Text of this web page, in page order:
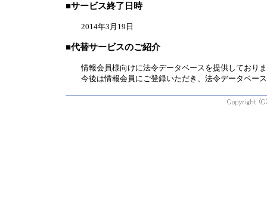
■サービス終了日時
2014年3月19日
■代替サービスのご紹介
情報会員様向けに法令データベースを提供しており
今後は情報会員にご登録いただき、法令データベー